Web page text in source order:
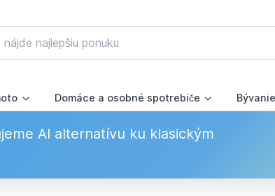
Domáce a osobné spotrebiče
AI alternatívu ku klasickým